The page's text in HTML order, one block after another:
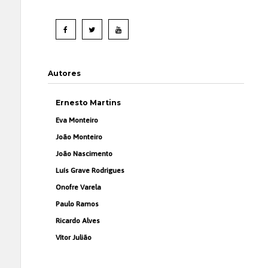
Autores
Ernesto Martins
Eva Monteiro
João Monteiro
João Nascimento
Luís Grave Rodrigues
Onofre Varela
Paulo Ramos
Ricardo Alves
Vítor Julião